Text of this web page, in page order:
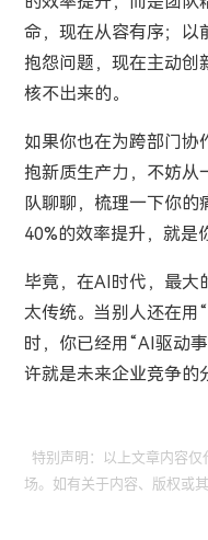
命，现在从容有序；以
抱怨问题，现在主动
核不出来的。
如果你也在为跨部门协
抱新质生产力，不妨从
队聊聊，梳理一下你的
40%的效率提升，就是
毕竟，在AI时代，最大
太传统。当别人还在用
时，你已经用“AI驱动
许就是未来企业竞争的
特别声明：以上文章内容
场。如有关于内容、版权或